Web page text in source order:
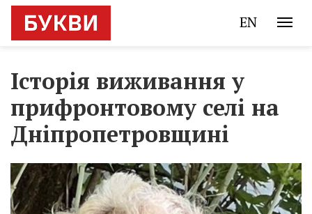
EN
Історія виживання у
прифронтовому селі на
Дніпропетровщині